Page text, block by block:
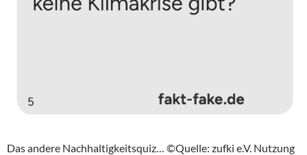
Das andere Nachhaltigkeitsquiz… ©Quelle: zufki e.V. Nutzung